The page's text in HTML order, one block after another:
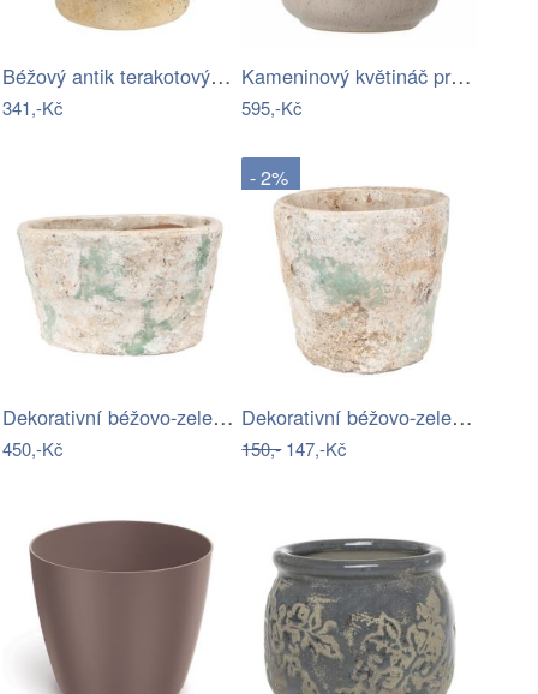
Béžový antik terakotový obal na…
341,-Kč
Kameninový květináč průměr 12,5 cm…
595,-Kč
Dekorativní béžovo-zelený antik…
450,-Kč
- 2%
Dekorativní béžovo-zelený antik…
150,-147,-Kč